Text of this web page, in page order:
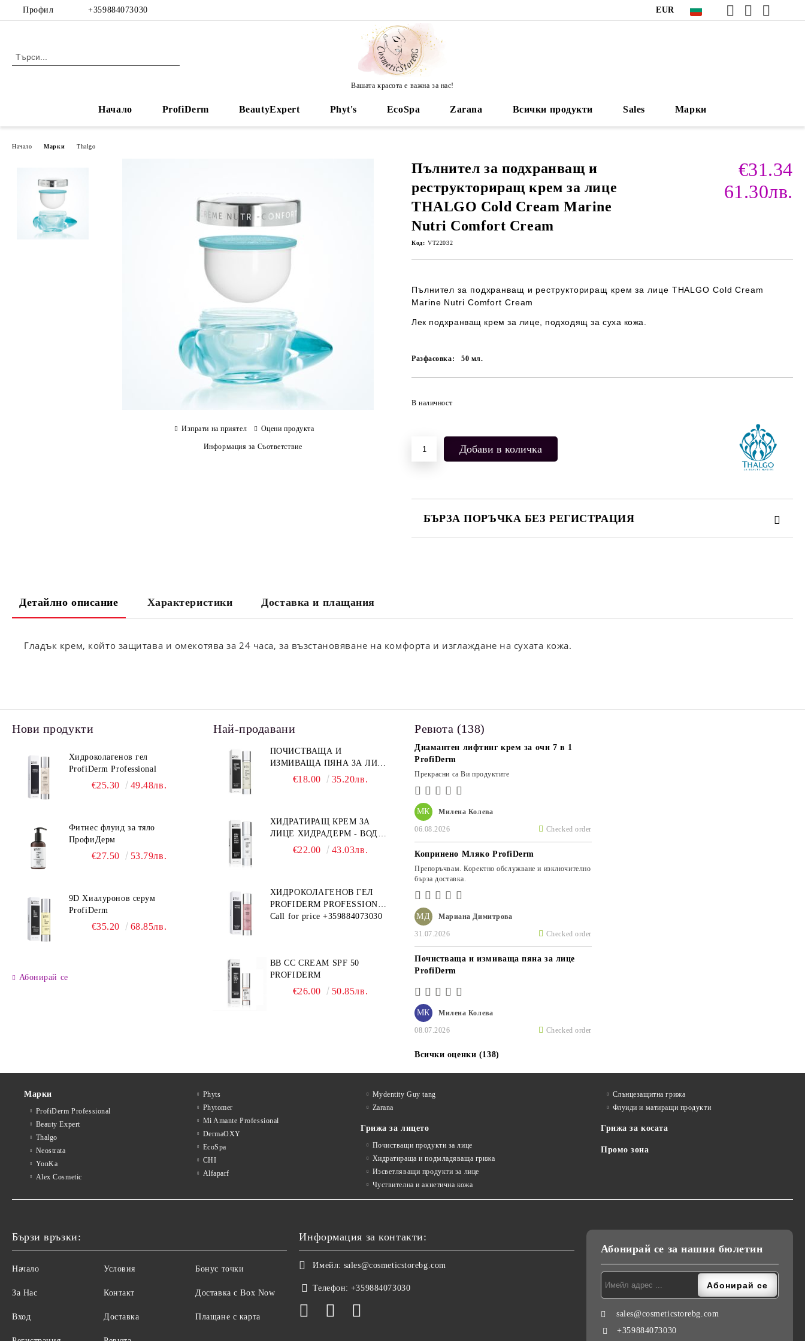
Профил +359884073030 EUR
Вашата красота е важна за нас!
Начало ProfiDerm BeautyExpert Phyt's EcoSpa Zarana Всички продукти Sales Марки
Начало Марки Thalgo
Пълнител за подхранващ и
реструкториращ крем за лице
THALGO Cold Cream Marine
Nutri Comfort Cream
€31.34
61.30лв.
Код: VT22032
Пълнител за подхранващ и реструкториращ крем за лице THALGO Cold Cream
Marine Nutri Comfort Cream
Лек подхранващ крем за лице, подходящ за суха кожа.
Разфасовка: 50 мл.
В наличност
БЪРЗА ПОРЪЧКА БЕЗ РЕГИСТРАЦИЯ
Изпрати на приятел Оцени продукта
Информация за Съответствие
Детайлно описание Характеристики Доставка и плащания
Гладък крем, който защитава и омекотява за 24 часа, за възстановяване на комфорта и изглаждане на сухата кожа.
Нови продукти
Хидроколагенов гел
ProfiDerm Professional
€25.30 49.48лв.
Фитнес флуид за тяло
ПрофиДерм
€27.50 53.79лв.
9D Хиалуронов серум
ProfiDerm
€35.20 68.85лв.
Абонирай се
Най-продавани
ПОЧИСТВАЩА И
ИЗМИВАЩА ПЯНА ЗА ЛИЦЕ
PROFIDERM
€18.00 35.20лв.
ХИДРАТИРАЩ КРЕМ ЗА
ЛИЦЕ ХИДРАДЕРМ - ВОДЕН
МАГНИТ PROFIDERM
€22.00 43.03лв.
ХИДРОКОЛАГЕНОВ ГЕЛ
PROFIDERM PROFESSIONAL
– ПРОДУКТ ЗА ДЪЛБОКА
Call for price +359884073030
BB CC CREAM SPF 50
PROFIDERM
€26.00 50.85лв.
Ревюта (138)
МК Милена Колева
06.08.2026 Checked order
Диамантен лифтинг крем за очи 7 в 1
ProfiDerm
Прекрасни са Ви продуктите
МД Мариана Димитрова
31.07.2026 Checked order
Копринено Мляко ProfiDerm
Препоръчвам. Коректно обслужване и изключително
бърза доставка.
МК Милена Колева
08.07.2026 Checked order
Почистваща и измиваща пяна за лице
ProfiDerm
Всички оценки (138)
Марки
ProfiDerm Professional
Beauty Expert
Thalgo
Neostrata
YonKa
Alex Cosmetic
Phyts
Phytomer
Mi Amante Professional
DermaOXY
EcoSpa
CHI
Alfaparf
Mydentity Guy tang
Zarana
Грижа за лицето
Почистващи продукти за лице
Хидратираща и подмладяваща грижа
Изсветляващи продукти за лице
Чуствителна и акнетична кожа
Слънцезащитна грижа
Флуиди и матиращи продукти
Грижа за косата
Промо зона
Бързи връзки:
Начало
За Нас
Вход
Условия
Контакт
Доставка
Бонус точки
Доставка с Box Now
Плащане с карта
Информация за контакти:
Имейл: sales@cosmeticstorebg.com
Телефон: +359884073030
Абонирай се за нашия бюлетин
sales@cosmeticstorebg.com
+359884073030